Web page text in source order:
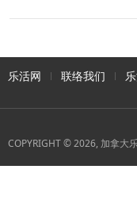
乐活网 联络我们
COPYRIGHT © 2026, 加拿大